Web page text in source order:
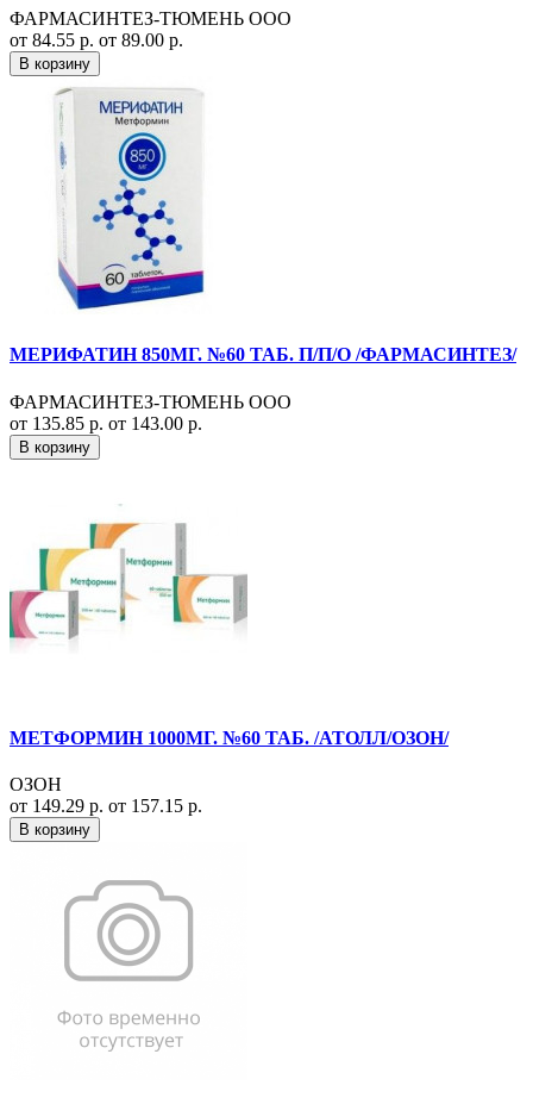
ФАРМАСИНТЕЗ-ТЮМЕНЬ ООО
от 84.55 р. от 89.00 р.
В корзину
МЕРИФАТИН 850МГ. №60 ТАБ. П/П/О /ФАРМАСИНТЕЗ/
ФАРМАСИНТЕЗ-ТЮМЕНЬ ООО
от 135.85 р. от 143.00 р.
В корзину
МЕТФОРМИН 1000МГ. №60 ТАБ. /АТОЛЛ/ОЗОН/
ОЗОН
от 149.29 р. от 157.15 р.
В корзину